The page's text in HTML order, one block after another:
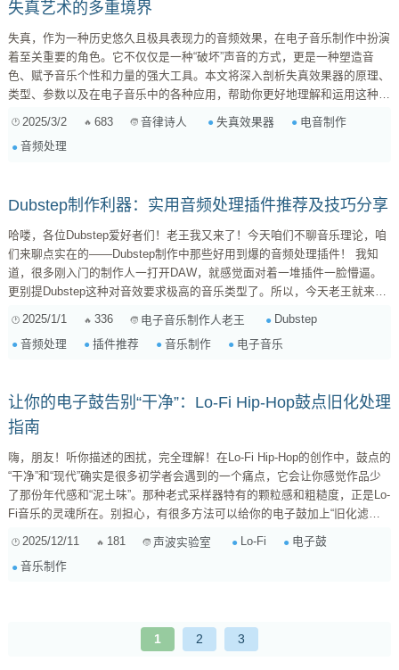
失真艺术的多重境界
失真，作为一种历史悠久且极具表现力的音频效果，在电子音乐制作中扮演
着至关重要的角色。它不仅仅是一种“破坏”声音的方式，更是一种塑造音
色、赋予音乐个性和力量的强大工具。本文将深入剖析失真效果器的原理、
类型、参数以及在电子音乐中的各种应用，帮助你更好地理解和运用这种充
始音频信号进行非线性处理，使其产生谐波和泛音的过程。这些新增的谐波
和泛音会改变声音的音色，使其听起来更加温暖、粗糙、尖锐或者充满颗粒
2025/3/2 683 音律诗人 失真效果器
电音制作
音频处理
Dubstep制作利器：实用音频处理插件推荐及技巧分享
哈喽，各位Dubstep爱好者们！老王我又来了！今天咱们不聊音乐理论，咱
们来聊点实在的——Dubstep制作中那些好用到爆的音频处理插件！ 我知
道，很多刚入门的制作人一打开DAW，就感觉面对着一堆插件一脸懵逼。
更别提Dubstep这种对音效要求极高的音乐类型了。所以，今天老王就来给
用技巧，希望能帮助大家少走弯路，更快地找到属于自己的Dubstep声音！
一、必备的EQ插件：FabFilter Pro-Q 3 EQ是任何音乐制作中都不可或缺的
2025/1/1 336 电子音乐制作人老王
Dubstep
音频处理
插件推荐 音乐制作 电子音乐
让你的电子鼓告别“干净”：Lo-Fi Hip-Hop鼓点旧化处理
指南
嗨，朋友！听你描述的困扰，完全理解！在Lo-Fi Hip-Hop的创作中，鼓点的
“干净”和“现代”确实是很多初学者会遇到的一个痛点，它会让你感觉作品少
了那份年代感和“泥土味”。那种老式采样器特有的颗粒感和粗糙度，正是Lo-
Fi音乐的灵魂所在。别担心，有很多方法可以给你的电子鼓加上“旧化滤
老式采样器和磁带机能发出那种“脏脏的”声音： 低采样率和低位深 ：早期
的数字采样器受限于硬件，采样率和位深都比较低，这导致声音信息量减
2025/12/11 181 声波实验室 Lo-Fi
电子鼓
音乐制作
1 2 3